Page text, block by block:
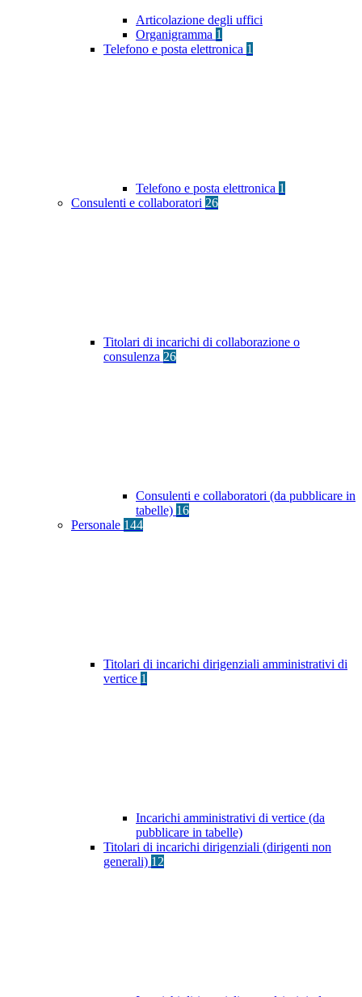
Articolazione degli uffici
Organigramma 1
Telefono e posta elettronica 1
Telefono e posta elettronica 1
Consulenti e collaboratori 26
Titolari di incarichi di collaborazione o
consulenza 26
Consulenti e collaboratori (da pubblicare in
tabelle) 16
Personale 144
Titolari di incarichi dirigenziali amministrativi di
vertice 1
Incarichi amministrativi di vertice (da
pubblicare in tabelle)
Titolari di incarichi dirigenziali (dirigenti non
generali) 12